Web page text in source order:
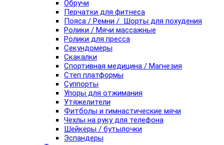
Обручи
Перчатки для фитнеса
Пояса / Ремни / Шорты для похудения
Ролики / Мячи массажные
Ролики для пресса
Секундомеры
Скакалки
Спортивная медицина / Магнезия
Степ платформы
Суппорты
Упоры для отжимания
Утяжелители
Фитболы и гимнастические мячи
Чехлы на руку для телефона
Шейкеры / бутылочки
Эспандеры